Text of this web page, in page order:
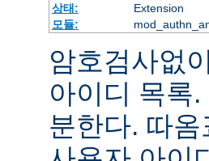
상태:
Extension
모듈:
암호검사없
아이디 목록
분한다. 따